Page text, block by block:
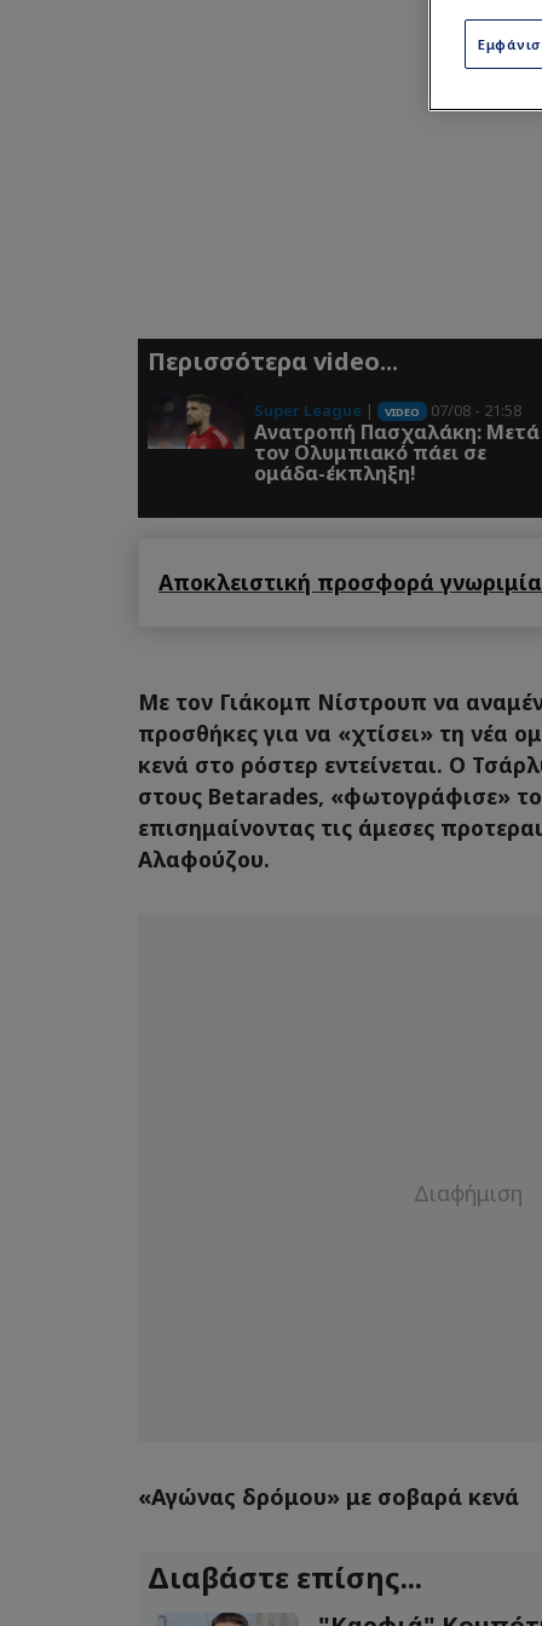
Περισσότερα video...
Super League | VIDEO 07/08 - 21:58
Ανατροπή Πασχαλάκη: Μετά
τον Ολυμπιακό πάει σε
ομάδα-έκπληξη!
Αποκλειστική προσφορά
Με τον Γιάκομπ Νίστρουπ να
προσθήκες για να «χτίσει» τη νέα
κενά στο ρόστερ εντείνεται. Ο
στους Betarades, «φωτογράφισε»
επισημαίνοντας τις άμεσες
Αλαφούζου.
«Αγώνας δρόμου» με σοβαρά κενά
Διαβάστε επίσης...